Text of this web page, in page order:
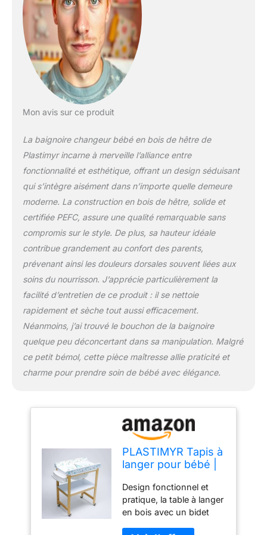
bains de bébé, ajoute du
confort et une touche
décorative à l'espace
Table à langer portable
avec rangement efficace
; dispose d'un seau
rigide et d'une étagère en
paniers en plastique
fournis Produit durable ;
fabriqué en Espagne,
utilise du bois issu de
certificat PEFC. Mesurant
80 x 48,5 x 100 cm, il
combine responsabilité
environnementale et
vidange inclus ; facilite la
vidange de la baignoire,
ce qui rend le bain pour
bébé une expérience
plus confortable. Ce
détail pratique améliore la
fonctionnalité de la table
à langer au quotidien
Mon avis sur ce produit
La baignoire changeur bébé en bois de hêtre de
Plastimyr incarne à merveille l’alliance entre
fonctionnalité et esthétique, offrant un design séduisant
qui s’intègre aisément dans n’importe quelle demeure
moderne. La construction en bois de hêtre, solide et
certifiée PEFC, assure une qualité remarquable sans
compromis sur le style. De plus, sa hauteur idéale
contribue grandement au confort des parents,
prévenant ainsi les douleurs dorsales souvent liées aux
soins du nourrisson. J’apprécie particulièrement la
facilité d’entretien de ce produit : il se nettoie
rapidement et sèche tout aussi efficacement.
Néanmoins, j’ai trouvé le bouchon de la baignoire
quelque peu déconcertant dans sa manipulation. Malgré
ce petit bémol, cette pièce maîtresse allie praticité et
charme pour prendre soin de bébé avec élégance.
PLASTIMYR Tapis à
langer pour bébé |
fonctionnel avec
roues | Tapis Tipys
blanc | Étagère en
PVC et paniers en
Design fonctionnel et
pratique, la table à langer
en bois avec un bidet